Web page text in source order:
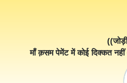
माँ क़सम पेमेंट में कोई दिक्कत नहीं